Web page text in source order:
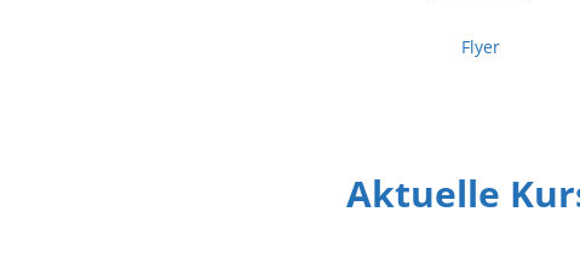
Flyer
Aktuelle